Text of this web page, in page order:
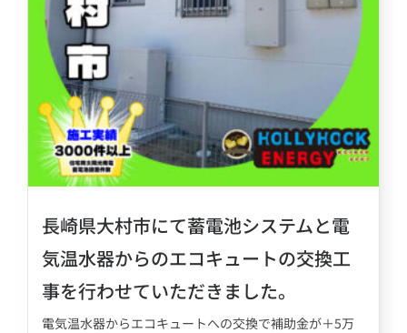
長崎県大村市にて蓄電池システムと電
気温水器からのエコキュートの交換工
事を行わせていただきました。
電気温水器からエコキュートへの交換で補助金が＋5万